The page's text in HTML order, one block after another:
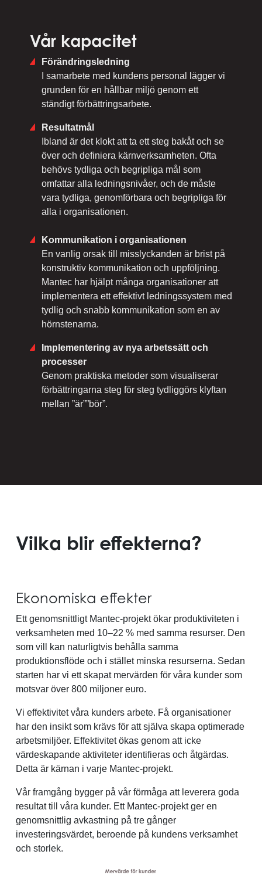
Vår kapacitet
Förändringsledning
I samarbete med kundens personal lägger vi
grunden för en hållbar miljö genom ett
ständigt förbättringsarbete.
Resultatmål
Ibland är det klokt att ta ett steg bakåt och se
över och definiera kärnverksamheten. Ofta
behövs tydliga och begripliga mål som
omfattar alla ledningsnivåer, och de måste
vara tydliga, genomförbara och begripliga för
alla i organisationen.
Kommunikation i organisationen
En vanlig orsak till misslyckanden är brist på
konstruktiv kommunikation och uppföljning.
Mantec har hjälpt många organisationer att
implementera ett effektivt ledningssystem med
tydlig och snabb kommunikation som en av
hörnstenarna.
Implementering av nya arbetssätt och
processer
Genom praktiska metoder som visualiserar
förbättringarna steg för steg tydliggörs klyftan
mellan ”är””bör”.
Vilka blir effekterna?
Ekonomiska effekter
Ett genomsnittligt Mantec-projekt ökar produktiviteten i
verksamheten med 10–22 % med samma resurser. Den
som vill kan naturligtvis behålla samma
produktionsflöde och i stället minska resurserna. Sedan
starten har vi ett skapat mervärden för våra kunder som
motsvar över 800 miljoner euro.
Vi effektivitet våra kunders arbete. Få organisationer
har den insikt som krävs för att själva skapa optimerade
arbetsmiljöer. Effektivitet ökas genom att icke
värdeskapande aktiviteter identifieras och åtgärdas.
Detta är kärnan i varje Mantec-projekt.
Vår framgång bygger på vår förmåga att leverera goda
resultat till våra kunder. Ett Mantec-projekt ger en
genomsnittlig avkastning på tre gånger
investeringsvärdet, beroende på kundens verksamhet
och storlek.